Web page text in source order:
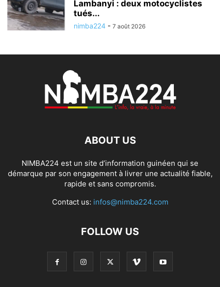
Lambanyi : deux motocyclistes
tués...
nimba224 - 7 août 2026
ABOUT US
NIMBA224 est un site d’information guinéen qui se
démarque par son engagement à livrer une actualité fiable,
rapide et sans compromis.
Contact us: infos@nimba224.com
FOLLOW US